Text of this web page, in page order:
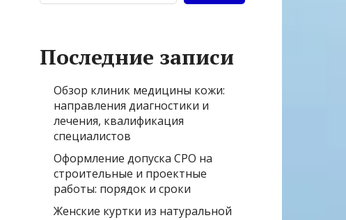
Последние записи
Обзор клиник медицины кожи:
направления диагностики и
лечения, квалификация
специалистов
Оформление допуска СРО на
строительные и проектные
работы: порядок и сроки
Женские куртки из натуральной